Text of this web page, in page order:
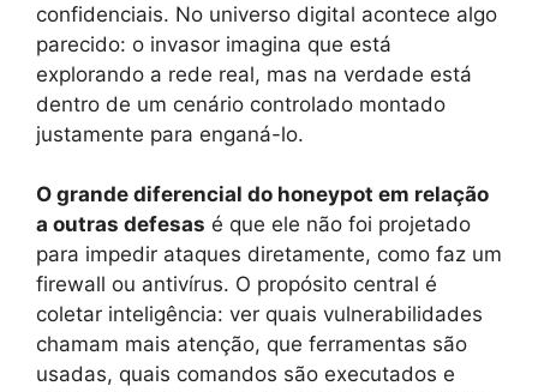
confidenciais. No universo digital acontece algo
parecido: o invasor imagina que está
explorando a rede real, mas na verdade está
dentro de um cenário controlado montado
justamente para enganá-lo.
O grande diferencial do honeypot em relação
a outras defesas é que ele não foi projetado
para impedir ataques diretamente, como faz um
firewall ou antivírus. O propósito central é
coletar inteligência: ver quais vulnerabilidades
chamam mais atenção, que ferramentas são
usadas, quais comandos são executados e